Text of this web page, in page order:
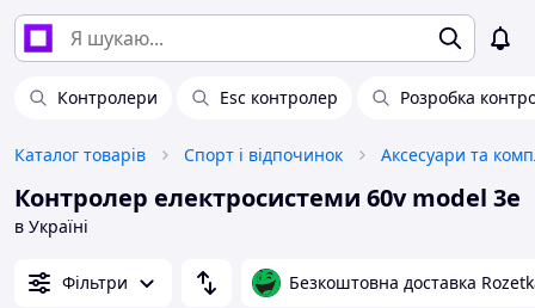
Контролери Esc контролер Розробка
Каталог товарів Спорт і відпочинок
Контролер електросистеми 60v model 3e
в Україні
Фільтри Безкоштовна доставка